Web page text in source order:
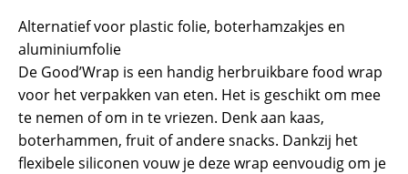
Alternatief voor plastic folie, boterhamzakjes en
aluminiumfolie
De Good’Wrap is een handig herbruikbare food wrap
voor het verpakken van eten. Het is geschikt om mee
te nemen of om in te vriezen. Denk aan kaas,
boterhammen, fruit of andere snacks. Dankzij het
flexibele siliconen vouw je deze wrap eenvoudig om je